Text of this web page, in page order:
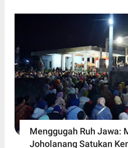
Menggugah Ruh Jawa:
Joholanang Satukan